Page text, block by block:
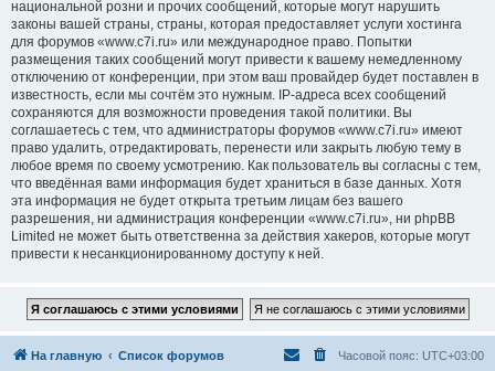
национальной розни и прочих сообщений, которые могут нарушить
законы вашей страны, страны, которая предоставляет услуги хостинга
для форумов «www.c7i.ru» или международное право. Попытки
размещения таких сообщений могут привести к вашему немедленному
отключению от конференции, при этом ваш провайдер будет поставлен в
известность, если мы сочтём это нужным. IP-адреса всех сообщений
сохраняются для возможности проведения такой политики. Вы
соглашаетесь с тем, что администраторы форумов «www.c7i.ru» имеют
право удалить, отредактировать, перенести или закрыть любую тему в
любое время по своему усмотрению. Как пользователь вы согласны с тем,
что введённая вами информация будет храниться в базе данных. Хотя
эта информация не будет открыта третьим лицам без вашего
разрешения, ни администрация конференции «www.c7i.ru», ни phpBB
Limited не может быть ответственна за действия хакеров, которые могут
привести к несанкционированному доступу к ней.
На главную Список форумов Часовой пояс: UTC+03:00